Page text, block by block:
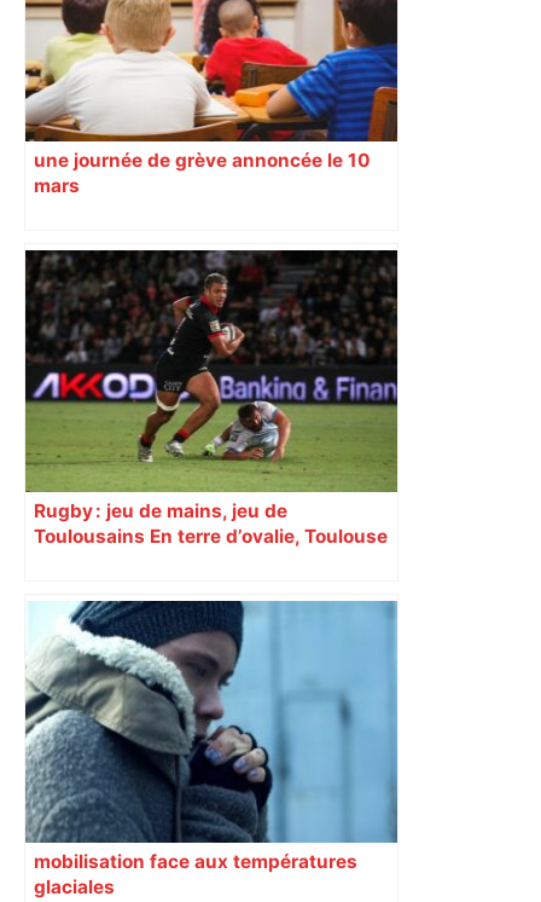
une journée de grève annoncée le 10
mars
Rugby : jeu de mains, jeu de
Toulousains En terre d’ovalie, Toulouse
revendiquant surtout son art du jeu en
mouvement, vif et spectaculaire.
Décryptage. Série (4 / 10)
mobilisation face aux températures
glaciales